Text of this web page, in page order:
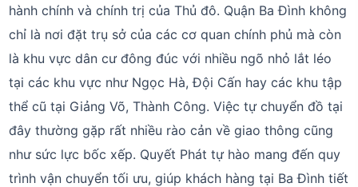
hành chính và chính trị của Thủ đô. Quận Ba Đình không
chỉ là nơi đặt trụ sở của các cơ quan chính phủ mà còn
là khu vực dân cư đông đúc với nhiều ngõ nhỏ lắt léo
tại các khu vực như Ngọc Hà, Đội Cấn hay các khu tập
thể cũ tại Giảng Võ, Thành Công. Việc tự chuyển đồ tại
đây thường gặp rất nhiều rào cản về giao thông cũng
như sức lực bốc xếp. Quyết Phát tự hào mang đến quy
trình vận chuyển tối ưu, giúp khách hàng tại Ba Đình tiết